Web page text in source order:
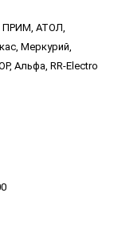
ПРИМ, АТОЛ,
Меркурий,
Альфа, RR-Electro